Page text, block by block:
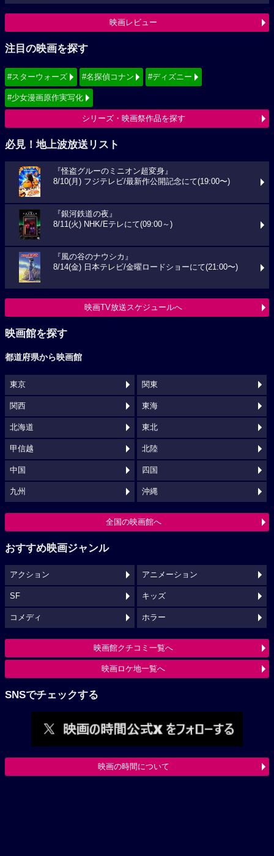
映画レビュー
注目の映画を探す
#スターウォーズ #名探偵コナン #ディズニー
#少女漫画原作実写化
シリーズ・映画祭作品を探す
必見！地上波放送リスト
『怪盗グルーのミニオン超変身』
8/10(月) フジテレビ/最新作公開記念にて(19:00〜)
『銀河鉄道の夜』
8/11(火) NHK/Eテレにて(09:00～)
『風の谷のナウシカ』
8/14(金) 日本テレビ/金曜ロードショーにて(21:00〜)
映画TV放送スケジュールへ
映画館を探す
都道府県から映画館
東京 関東
関西 東海
北海道 東北
甲信越 北陸
中国 四国
九州 沖縄
全国の映画館へ
おすすめ映画ジャンル
アクション アニメーション
SF キッズ
コメディ ホラー
映画館クチコミ一覧へ
映画ロケ地一覧へ
SNSでチェックする
映画の時間について